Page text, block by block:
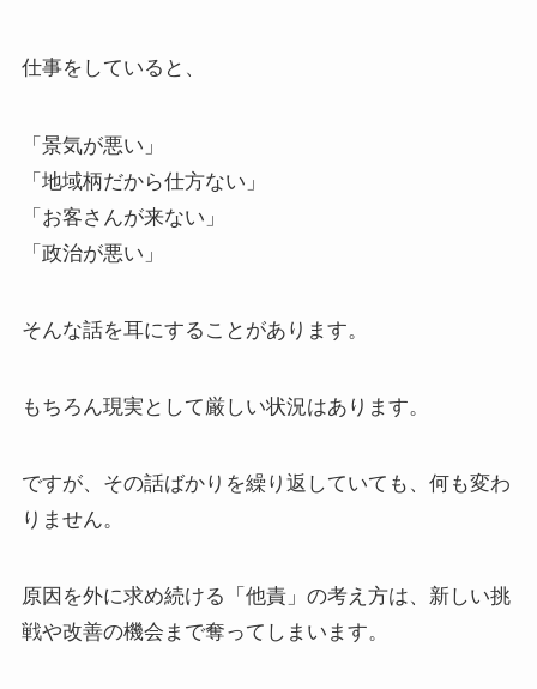
仕事をしていると、
「景気が悪い」
「地域柄だから仕方ない」
「お客さんが来ない」
「政治が悪い」
そんな話を耳にすることがあります。
もちろん現実として厳しい状況はあります。
ですが、その話ばかりを繰り返していても、何も変わ
りません。
原因を外に求め続ける「他責」の考え方は、新しい挑
戦や改善の機会まで奪ってしまいます。